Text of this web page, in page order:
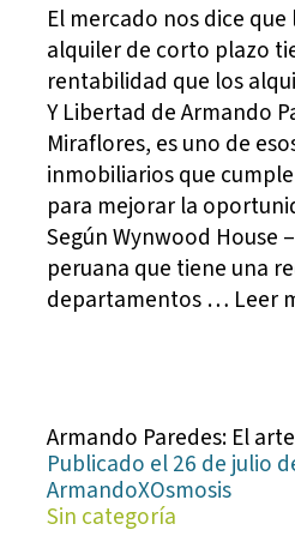
El mercado nos dice que
alquiler de corto plazo
rentabilidad que los
Y Libertad de Armando
Miraflores, es uno de
inmobiliarios que
para mejorar la
Según Wynwood House
peruana que tiene una
departamentos … Leer
Armando Paredes: El
Publicado el 26 de julio
ArmandoXOsmosis
Sin categoría